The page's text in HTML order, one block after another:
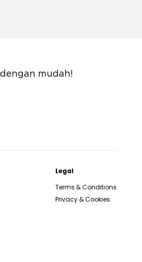
mudah!
Legal
Terms & Conditions
Privacy & Cookies